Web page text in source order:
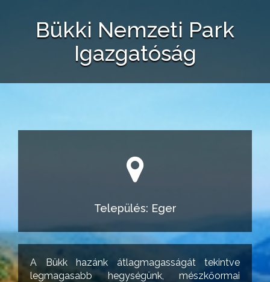
Bükki Nemzeti Park
Igazgatóság
Település: Eger
A Bükk hazánk átlagmagasságát tekintve
legmagasabb hegységünk, mészkőormai